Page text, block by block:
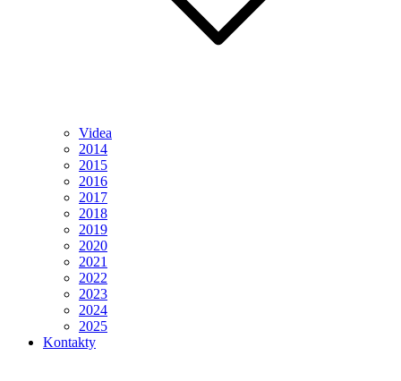
Videa
2014
2015
2016
2017
2018
2019
2020
2021
2022
2023
2024
2025
Kontakty